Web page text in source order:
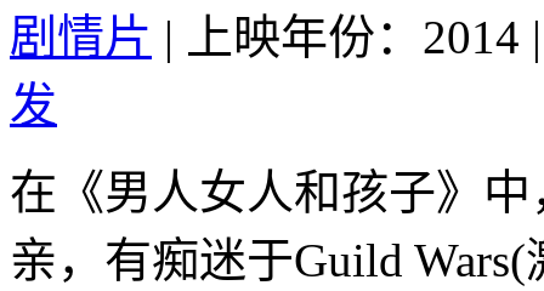
剧情片 | 上映年份：2014 |
发
在《男人女人和孩子》
亲，有痴迷于Guild